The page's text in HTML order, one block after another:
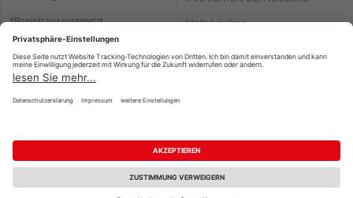
*Bonität vorausgesetzt
Holz-Lexikon
Impressum Datenschutz
Nutzungsbedingungen
Barrierefreiheitserklärung
Vertrag widerrufen